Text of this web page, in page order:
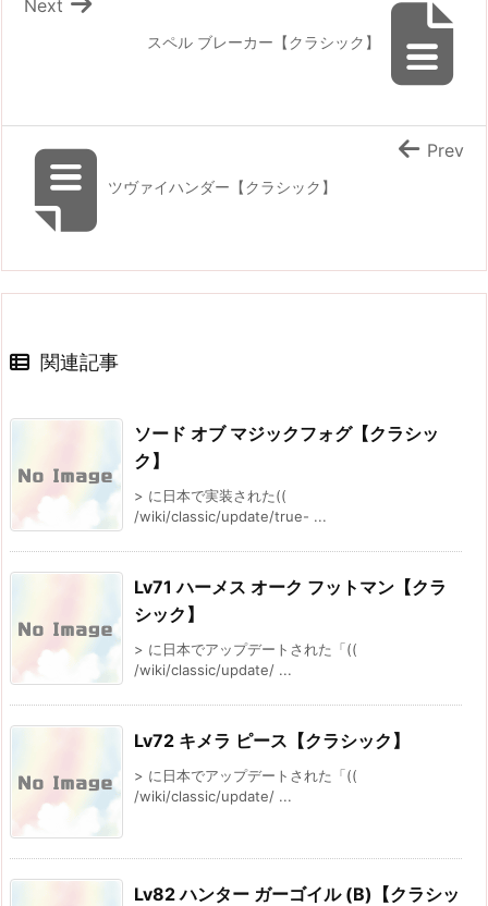
スペル ブレーカー【クラシック】
Next
ツヴァイハンダー【クラシック】
Prev
関連記事
ソード オブ マジックフォグ【クラシッ
ク】
> に日本で実装された((
/wiki/classic/update/true- ...
Lv71 ハーメス オーク フットマン【クラ
シック】
> に日本でアップデートされた「((
/wiki/classic/update/ ...
Lv72 キメラ ピース【クラシック】
> に日本でアップデートされた「((
/wiki/classic/update/ ...
Lv82 ハンター ガーゴイル (B)【クラシッ